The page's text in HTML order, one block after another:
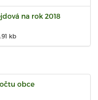
na rok 2018
kb
obce